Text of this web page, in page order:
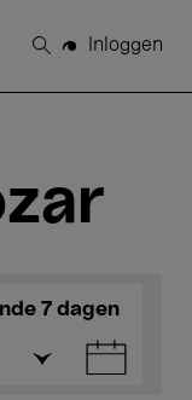
Zoeken
Inloggen
7 dagen